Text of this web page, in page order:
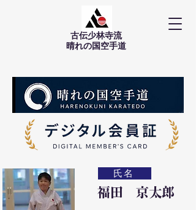
古伝少林寺流
​晴れの国空手道
氏名
福田 京太郎